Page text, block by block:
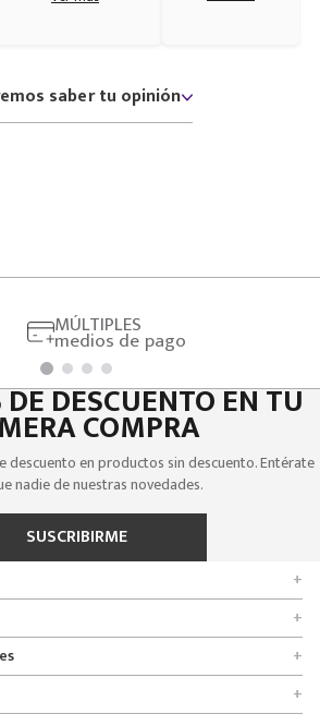
saber tu opinión
MÚLTIPLES
medios de pago
DESCUENTO EN TU
COMPRA
descuento en productos sin descuento. Entérate
nadie de nuestras novedades.
SUSCRIBIRME
+
+
y devolución
+
+